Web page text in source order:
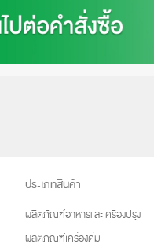
ประเภทสินค้า
ผลิตภัณฑ์อาหารและเครื่องปรุง
ผลิตภัณฑ์เครื่องดื่ม